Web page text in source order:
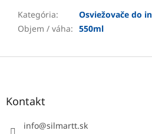
Kategória:
Osviežovače do
Objem / váha: 550ml
Z
Kontakt
info@silmartt.sk